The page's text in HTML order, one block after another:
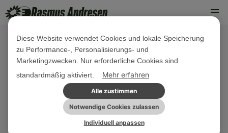
12. JUNI 2025
Money Matters #42: Der Haushalt
2026 ist auf Kante genäht!
PRESSE PRESSEMITTEILUNG SOZIALE GERECHTIGKEIT
Diese Website verwendet Cookies und lokale Speicherung
zu Performance-, Personalisierungs- und
Marketingzwecken. Nur erforderliche Cookies sind
standardmäßig aktiviert.
Mehr erfahren
Alle zustimmen
Notwendige Cookies zulassen
Individuell anpassen